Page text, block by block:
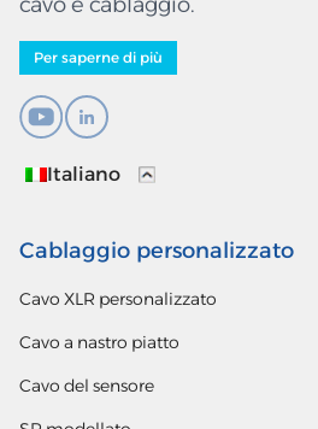
Per saperne di più
Italiano
Cablaggio personalizzato
Cavo XLR personalizzato
Cavo a nastro piatto
Cavo del sensore